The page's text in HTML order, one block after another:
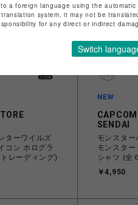
ターワイルズ
コン ホログラ
レーディング)
SENDAI
モンスタ
モンスタ
シャツ (全
￥4,950
a foreign language using the automatic
system, it may not be
for any direct or indirect
Switch